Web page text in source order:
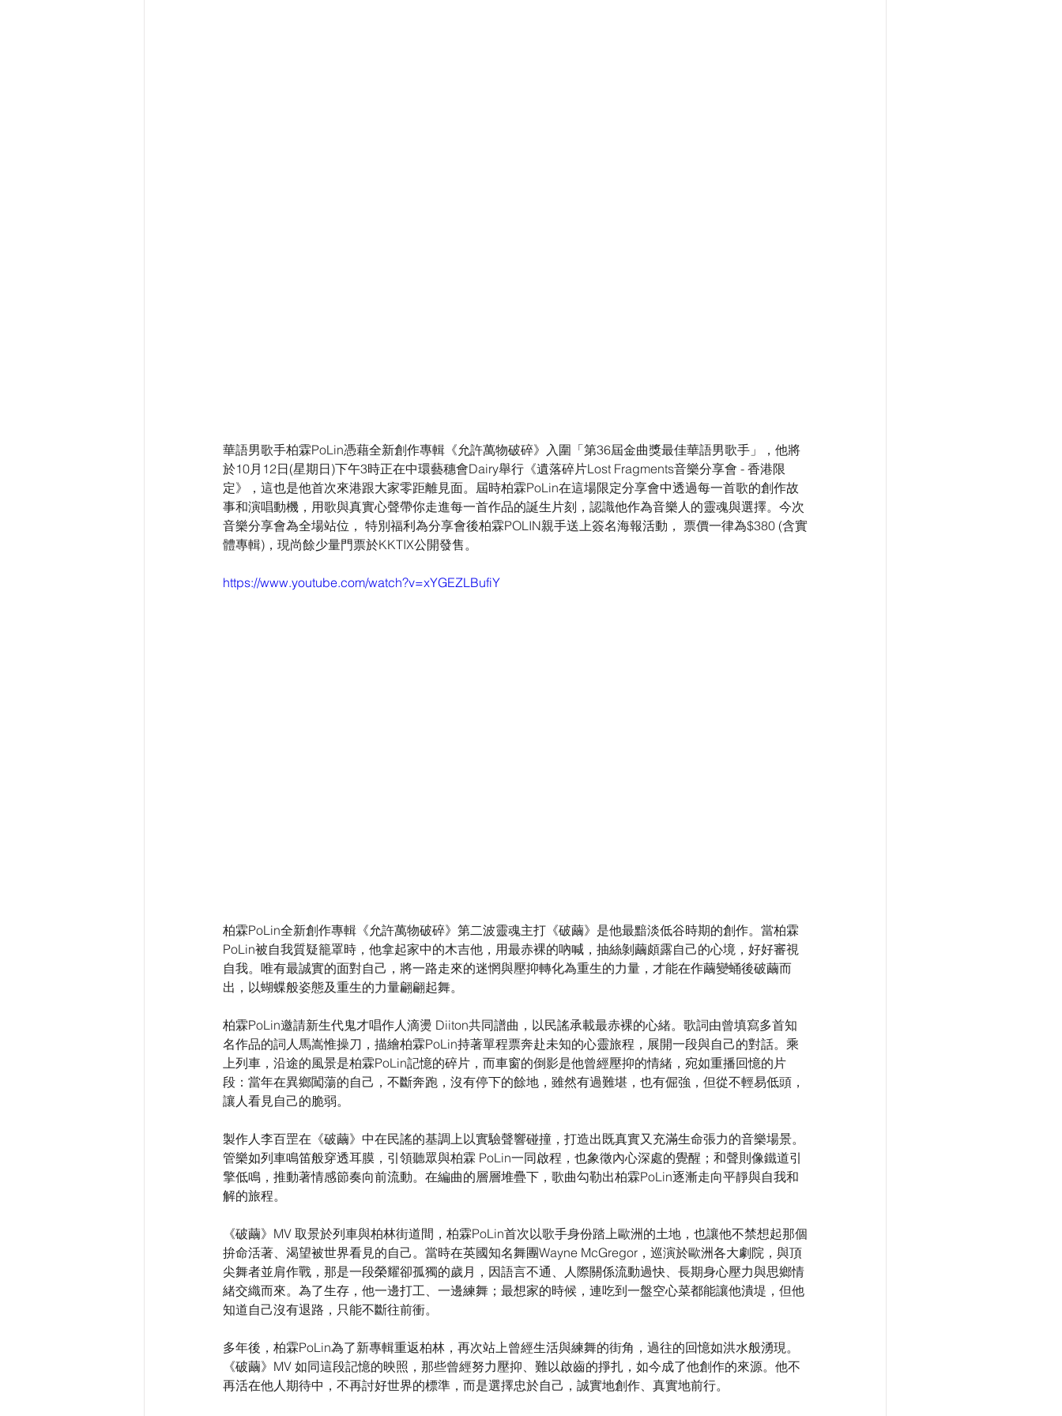
華語男歌手柏霖PoLin憑藉全新創作專輯《允許萬物破碎》入圍「第36屆金曲獎最佳華語男歌手」，他將
於10月12日(星期日)下午3時正在中環藝穗會Dairy舉行《遺落碎片Lost Fragments音樂分享會 - 香港限
定》，這也是他首次來港跟大家零距離見面。屆時柏霖PoLin在這場限定分享會中透過每一首歌的創作故
事和演唱動機，用歌與真實心聲帶你走進每一首作品的誕生片刻，認識他作為音樂人的靈魂與選擇。今次
音樂分享會為全場站位， 特別福利為分享會後柏霖POLIN親手送上簽名海報活動， 票價一律為$380 (含實
體專輯)，現尚餘少量門票於KKTIX公開發售。
https://www.youtube.com/watch?v=xYGEZLBufiY
柏霖PoLin全新創作專輯《允許萬物破碎》第二波靈魂主打《破繭》是他最黯淡低谷時期的創作。當柏霖
PoLin被自我質疑籠罩時，他拿起家中的木吉他，用最赤裸的吶喊，抽絲剝繭頗露自己的心境，好好審視
自我。唯有最誠實的面對自己，將一路走來的迷惘與壓抑轉化為重生的力量，才能在作繭變蛹後破繭而
出，以蝴蝶般姿態及重生的力量翩翩起舞。
柏霖PoLin邀請新生代鬼才唱作人滴燙 Diiton共同譜曲，以民謠承載最赤裸的心緒。歌詞由曾填寫多首知
名作品的詞人馬嵩惟操刀，描繪柏霖PoLin持著單程票奔赴未知的心靈旅程，展開一段與自己的對話。乘
上列車，沿途的風景是柏霖PoLin記憶的碎片，而車窗的倒影是他曾經壓抑的情緒，宛如重播回憶的片
段：當年在異鄉闖蕩的自己，不斷奔跑，沒有停下的餘地，雖然有過難堪，也有倔強，但從不輕易低頭，
讓人看見自己的脆弱。
製作人李百罡在《破繭》中在民謠的基調上以實驗聲響碰撞，打造出既真實又充滿生命張力的音樂場景。
管樂如列車鳴笛般穿透耳膜，引領聽眾與柏霖 PoLin一同啟程，也象徵內心深處的覺醒；和聲則像鐵道引
擎低鳴，推動著情感節奏向前流動。在編曲的層層堆疊下，歌曲勾勒出柏霖PoLin逐漸走向平靜與自我和
解的旅程。
《破繭》MV 取景於列車與柏林街道間，柏霖PoLin首次以歌手身份踏上歐洲的土地，也讓他不禁想起那個
拚命活著、渴望被世界看見的自己。當時在英國知名舞團Wayne McGregor，巡演於歐洲各大劇院，與頂
尖舞者並肩作戰，那是一段榮耀卻孤獨的歲月，因語言不通、人際關係流動過快、長期身心壓力與思鄉情
緒交織而來。為了生存，他一邊打工、一邊練舞；最想家的時候，連吃到一盤空心菜都能讓他潰堤，但他
知道自己沒有退路，只能不斷往前衝。
多年後，柏霖PoLin為了新專輯重返柏林，再次站上曾經生活與練舞的街角，過往的回憶如洪水般湧現。
《破繭》MV 如同這段記憶的映照，那些曾經努力壓抑、難以啟齒的掙扎，如今成了他創作的來源。他不
再活在他人期待中，不再討好世界的標準，而是選擇忠於自己，誠實地創作、真實地前行。